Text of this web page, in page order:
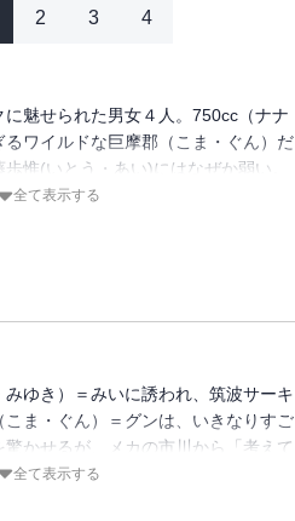
2 3 4
魅せられた男女４人。750cc（ナナ
ワイルドな巨摩郡（こま・ぐん）だ
惟(いとう・あい)にはなぜか弱い。
長令嬢の一ノ瀬美由紀から筑波サーキ
全て表示する
ゆき）＝みいに誘われ、筑波サーキ
ま・ぐん）＝グンは、いきなりすご
かせるが、メカの市川から「考えて
た、サーキットでグンにあっさりとか
全て表示する